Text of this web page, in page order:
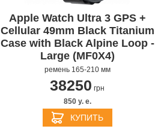
Apple Watch Ultra 3 GPS +
Cellular 49mm Black Titanium
Case with Black Alpine Loop -
Large (MF0X4)
ремень 165-210 мм
38250 грн
850 y. e.
КУПИТЬ